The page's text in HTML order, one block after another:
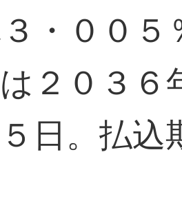
・００５
２０３６
日。払